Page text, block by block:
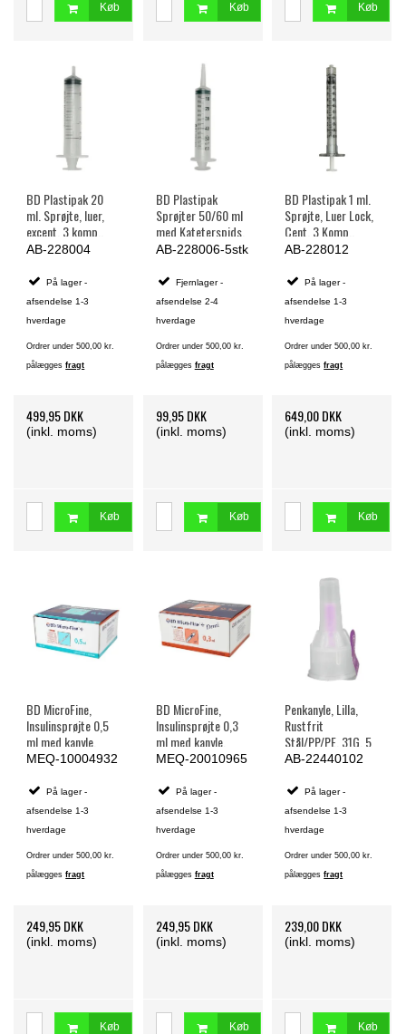
Køb Køb Køb
BD Plastipak 20
ml. Sprøjte, luer,
excent. 3 komp.,
steril - 120 stk.
AB-228004
På lager -
afsendelse 1-3
hverdage
Ordrer under 500,00 kr.
pålæggesfragt
499,95 DKK
(inkl. moms)
Køb
BD Plastipak
Sprøjter 50/60 ml
med Kateterspids,
centreret, 3 komp.,
AB-228006-5stk
Fjernlager -
afsendelse 2-4
hverdage
Ordrer under 500,00 kr.
pålægges fragt
99,95 DKK
(inkl. moms)
Køb
BD Plastipak 1 ml.
Sprøjte, Luer Lock,
Cent. 3 Komp.,
steril - 100 stk.
AB-228012
På lager -
afsendelse 1-3
hverdage
Ordrer under 500,00 kr.
pålæggesfragt
649,00 DKK
(inkl. moms)
Køb
BD MicroFine,
Insulinsprøjte 0,5
ml med kanyle,
steril, 0,33 mm x
- 100 stk.
MEQ-10004932
På lager -
afsendelse 1-3
hverdage
Ordrer under 500,00 kr.
pålæggesfragt
249,95 DKK
(inkl. moms)
Køb
BD MicroFine,
Insulinsprøjte 0,3
ml med kanyle,
steril, 8 mm x 0,30
stk.
MEQ-20010965
På lager -
afsendelse 1-3
hverdage
Ordrer under 500,00 kr.
pålægges fragt
249,95 DKK
(inkl. moms)
Køb
Penkanyle, Lilla,
Rustfrit
Stål/PP/PE, 31G, 5
x 0,25mm, Steril -
AB-22440102
På lager -
afsendelse 1-3
hverdage
Ordrer under 500,00 kr.
pålæggesfragt
239,00 DKK
(inkl. moms)
Køb